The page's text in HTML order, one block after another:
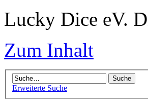
Lucky Dice eV.
Zum Inhalt
Erweiterte Suche